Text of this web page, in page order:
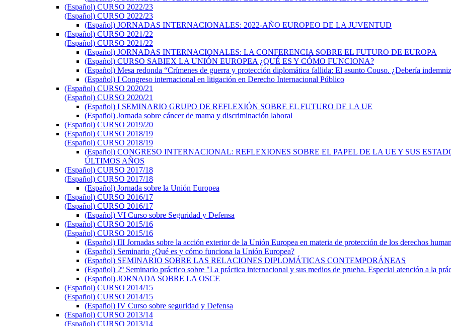
(Español) CURSO 2022/23
(Español) CURSO 2022/23
(Español) JORNADAS INTERNACIONALES: 2022-AÑO EUROPEO DE LA JUVENTUD
(Español) CURSO 2021/22
(Español) CURSO 2021/22
(Español) JORNADAS INTERNACIONALES: LA CONFERENCIA SOBRE EL FUTURO DE EUROPA
(Español) CURSO SABIEX LA UNIÓN EUROPEA ¿QUÉ ES Y CÓMO FUNCIONA?
(Español) Mesa redonda “Crímenes de guerra y protección diplomática fallida: El asunto Couso. ¿Debería
(Español) I Congreso internacional en litigación en Derecho Internacional Público
(Español) CURSO 2020/21
(Español) CURSO 2020/21
(Español) I SEMINARIO GRUPO DE REFLEXIÓN SOBRE EL FUTURO DE LA UE
(Español) Jornada sobre cáncer de mama y discriminación laboral
(Español) CURSO 2019/20
(Español) CURSO 2018/19
(Español) CURSO 2018/19
(Español) CONGRESO INTERNACIONAL: REFLEXIONES SOBRE EL PAPEL DE LA UE Y SUS
ÚLTIMOS AÑOS
(Español) CURSO 2017/18
(Español) CURSO 2017/18
(Español) Jornada sobre la Unión Europea
(Español) CURSO 2016/17
(Español) CURSO 2016/17
(Español) VI Curso sobre Seguridad y Defensa
(Español) CURSO 2015/16
(Español) CURSO 2015/16
(Español) III Jornadas sobre la acción exterior de la Unión Europea en materia de protección de los derechos
(Español) Seminario ¿Qué es y cómo funciona la Unión Europea?
(Español) SEMINARIO SOBRE LAS RELACIONES DIPLOMÁTICAS CONTEMPORÁNEAS
(Español) 2º Seminario práctico sobre "La práctica internacional y sus medios de prueba. Especial atención a la
(Español) JORNADA SOBRE LA OSCE
(Español) CURSO 2014/15
(Español) CURSO 2014/15
(Español) IV Curso sobre seguridad y Defensa
(Español) CURSO 2013/14
(Español) CURSO 2013/14